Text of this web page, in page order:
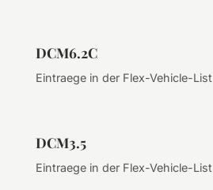
DCM6.2C
Eintraege in der Flex-Vehicle-List
DCM3.5
Eintraege in der Flex-Vehicle-List